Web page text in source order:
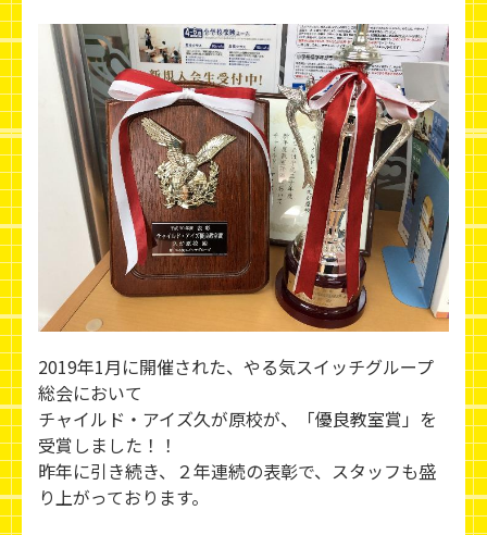
2019年1月に開催された、やる気スイッチグループ
総会において
チャイルド・アイズ久が原校が、「優良教室賞」を
受賞しました！！
昨年に引き続き、２年連続の表彰で、スタッフも盛
り上がっております。